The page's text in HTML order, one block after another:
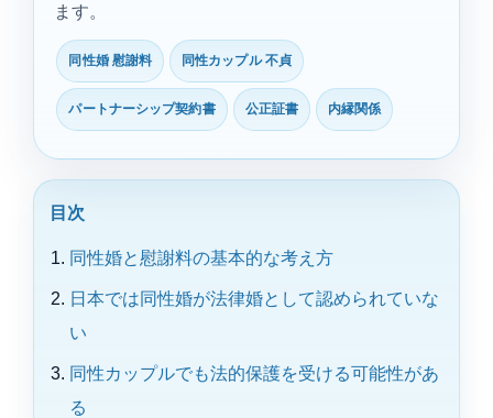
ます。
同性婚 慰謝料 同性カップル 不貞
パートナーシップ契約書 公正証書 内縁関係
目次
同性婚と慰謝料の基本的な考え方
日本では同性婚が法律婚として認められていな
い
同性カップルでも法的保護を受ける可能性があ
る